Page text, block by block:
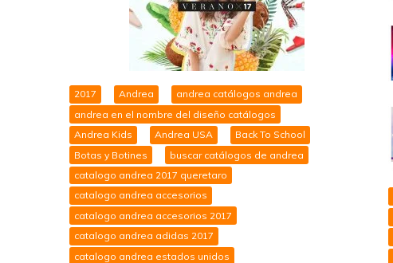
2017 Andrea
andrea catálogos andrea
andrea en el nombre del diseño catálogos
Andrea Kids
Andrea USA
Back To School
Botas y Botines
buscar catálogos de andrea
catalogo andrea 2017 queretaro
catalogo andrea accesorios
catalogo andrea accesorios 2017
catalogo andrea adidas 2017
catalogo andrea estados unidos